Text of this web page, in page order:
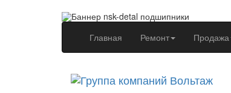
Главная (current)Ремонт Продажа